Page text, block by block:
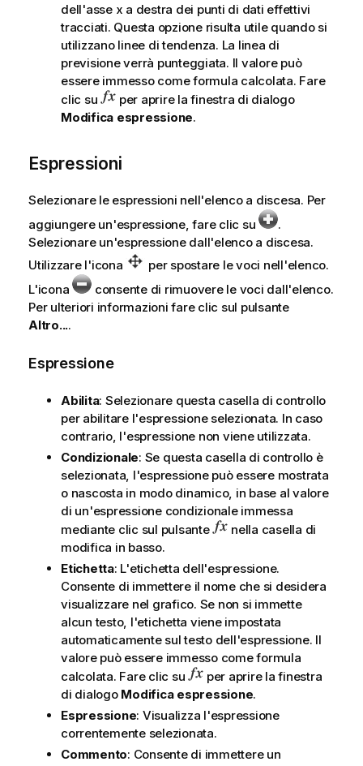
dell'asse x a destra dei punti di dati effettivi
tracciati. Questa opzione risulta utile quando si
utilizzano linee di tendenza. La linea di
previsione verrà punteggiata. Il valore può
essere immesso come formula calcolata. Fare
clic su
per aprire la finestra di dialogo
Modifica espressione.
Espressioni
Selezionare le espressioni nell'elenco a discesa. Per
aggiungere un'espressione, fare clic su
.
Selezionare un'espressione dall'elenco a discesa.
Utilizzare l'icona
per spostare le voci nell'elenco.
L'icona
consente di rimuovere le voci dall'elenco.
Per ulteriori informazioni fare clic sul pulsante
Altro....
Espressione
Abilita: Selezionare questa casella di controllo
per abilitare l'espressione selezionata. In caso
contrario, l'espressione non viene utilizzata.
Condizionale: Se questa casella di controllo è
selezionata, l'espressione può essere mostrata
o nascosta in modo dinamico, in base al valore
di un'espressione condizionale immessa
mediante clic sul pulsante
nella casella di
modifica in basso.
Etichetta: L'etichetta dell'espressione.
Consente di immettere il nome che si desidera
visualizzare nel grafico. Se non si immette
alcun testo, l'etichetta viene impostata
automaticamente sul testo dell'espressione. Il
valore può essere immesso come formula
calcolata. Fare clic su
per aprire la finestra
di dialogo Modifica espressione.
Espressione: Visualizza l'espressione
correntemente selezionata.
Commento: Consente di immettere un